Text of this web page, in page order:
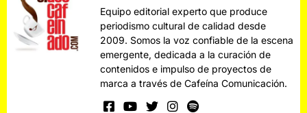
Equipo editorial experto que produce
periodismo cultural de calidad desde
2009. Somos la voz confiable de la escena
emergente, dedicada a la curación de
contenidos e impulso de proyectos de
marca a través de Cafeína Comunicación.